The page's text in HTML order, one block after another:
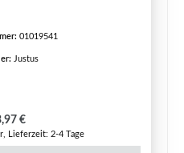
01019541
Justus
Preis:
€
Lieferzeit: 2-4 Tage